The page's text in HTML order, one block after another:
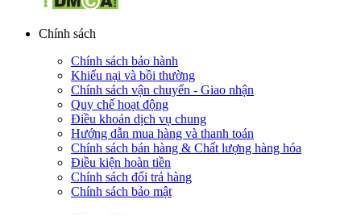
Chính sách
Chính sách bảo hành
Khiếu nại và bồi thường
Chính sách vận chuyển - Giao nhận
Quy chế hoạt động
Điều khoản dịch vụ chung
Hướng dẫn mua hàng và thanh toán
Chính sách bán hàng & Chất lượng hàng hóa
Điều kiện hoàn tiền
Chính sách đổi trả hàng
Chính sách bảo mật